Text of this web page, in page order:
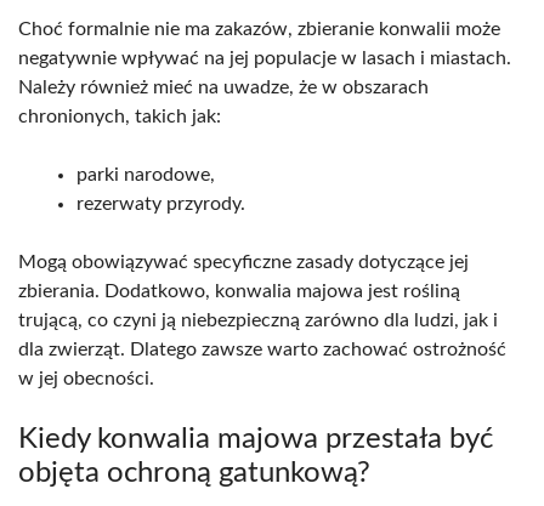
Choć formalnie nie ma zakazów, zbieranie konwalii może
negatywnie wpływać na jej populacje w lasach i miastach.
Należy również mieć na uwadze, że w obszarach
chronionych, takich jak:
parki narodowe,
rezerwaty przyrody.
Mogą obowiązywać specyficzne zasady dotyczące jej
zbierania. Dodatkowo, konwalia majowa jest rośliną
trującą, co czyni ją niebezpieczną zarówno dla ludzi, jak i
dla zwierząt. Dlatego zawsze warto zachować ostrożność
w jej obecności.
Kiedy konwalia majowa przestała być
objęta ochroną gatunkową?